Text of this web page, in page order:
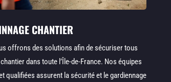
CHANTIER
offrons des solutions afin de sécuriser tous
dans toute l’Île-de-France. Nos équipes
qualifiées assurent la sécurité et le gardiennage